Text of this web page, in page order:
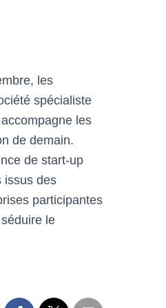
les
spécialiste
les
de demain.
de start-up
issus des
participantes
le